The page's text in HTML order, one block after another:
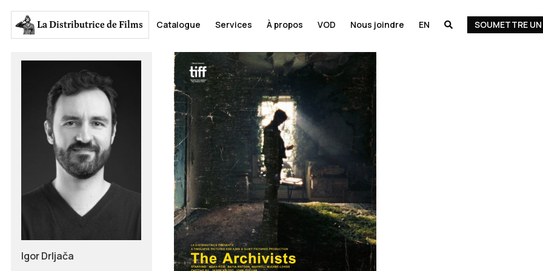
La Distributricede Films Catalogue Services À propos VOD Nous joindre EN  SOUMETTRE
Igor Drljača